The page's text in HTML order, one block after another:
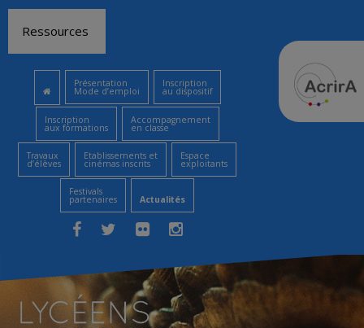
contenu
Ressources
Présentation
Mode d’emploi
Inscription
au dispositif
Inscription
aux formations
Accompagnement
en classe
Travaux
d’élèves
Etablissements et
cinémas inscrits
Espace
exploitants
Festivals
partenaires Actualités